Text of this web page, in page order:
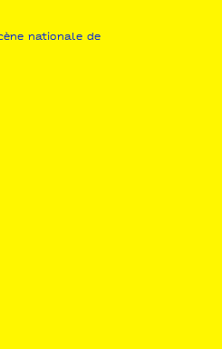
France - Le texte Doreen a
Ouvert – centre national
I La Chartreuse
- centre national des
- Institut Mémoires de
Nouveau théâtre de
national - Résidence
du Temple (saison
nationale de